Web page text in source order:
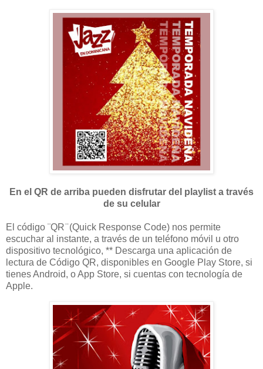
En el QR de arriba pueden disfrutar del playlist a través
de su celular
El código ¨QR ̈ (Quick Response Code) nos permite
escuchar al instante, a través de un teléfono móvil u otro
dispositivo tecnológico, ** Descarga una aplicación de
lectura de Código QR, disponibles en Google Play Store, si
tienes Android, o App Store, si cuentas con tecnología de
Apple.